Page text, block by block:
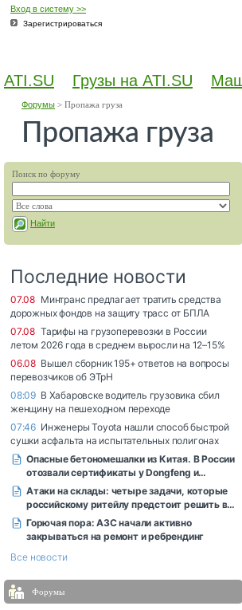
Вход в систему >>
Зарегистрироваться
ATI.SU Грузы на ATI.SU
Пропажа груза
Форумы > Пропажа груза
Поиск по форуму
Найти
Форумы